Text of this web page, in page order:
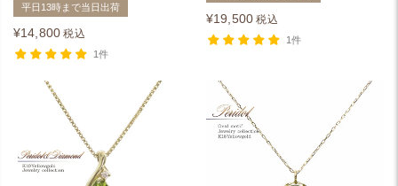
平日13時まで当日出荷
¥14,800 税込
1件
¥19,500 税込
1件